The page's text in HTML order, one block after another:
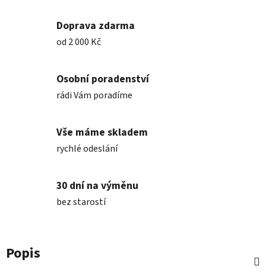
Doprava zdarma
od 2 000 Kč
Osobní poradenství
rádi Vám poradíme
Vše máme skladem
rychlé odeslání
30 dní na výměnu
bez starostí
Popis